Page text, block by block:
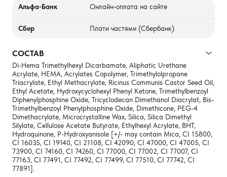
Альфа-Банк Онлайн-оплата на сайте
Сбер Плати частями (Сбербанк)
СОСТАВ
Di-Hema Trimethylhexyl Dicarbamate, Aliphatic Urethane
Acrylate, HEMA, Acrylates Copolymer, Trimethylolpropane
Triacrylate, Ethyl Methacrylate, Ricinus Communis Castor Seed Oil,
Ethyl Acetate, Hydroxycyclohexyl Phenyl Ketone, Trimethylbenzoyl
Diphenylphosphine Oxide, Tricyclodecan Dimethanol Diacrylat, Bis-
Trimethylbenzoyl Phenylphosphine Oxide, Dimethicone, PEG-4
Dimethacrylate, Microcrystalline Wax, Silica, Silica Dimethyl
Silylate, Cellulose Acetate Butyrate, Ethylhexyl Acrylate, BHT,
Hydroquinone, P-Hydroxyanisole [+/- may contain Mica, CI 15800,
CI 16035, CI 19140, CI 21108, CI 42090, CI 47000, CI 47005, CI
73900, CI 74160, CI 74260, CI 77000, CI 77002, CI 77007, CI
77163, CI 77491, CI 77492, CI 77499, CI 77510, CI 77742, CI
77891].